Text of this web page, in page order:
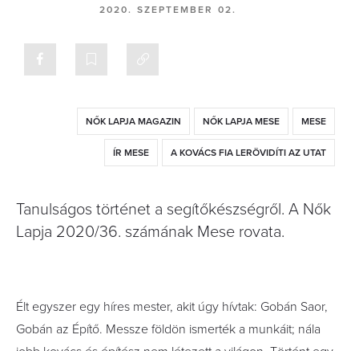
2020. SZEPTEMBER 02.
NŐK LAPJA MAGAZIN NŐK LAPJA MESE MESE
ÍR MESE A KOVÁCS FIA LERÖVIDÍTI AZ UTAT
Tanulságos történet a segítőkészségről. A Nők
Lapja 2020/36. számának Mese rovata.
Élt egyszer egy híres mester, akit úgy hívtak: Gobán Saor,
Gobán az Építő. Messze földön ismerték a munkáit; nála